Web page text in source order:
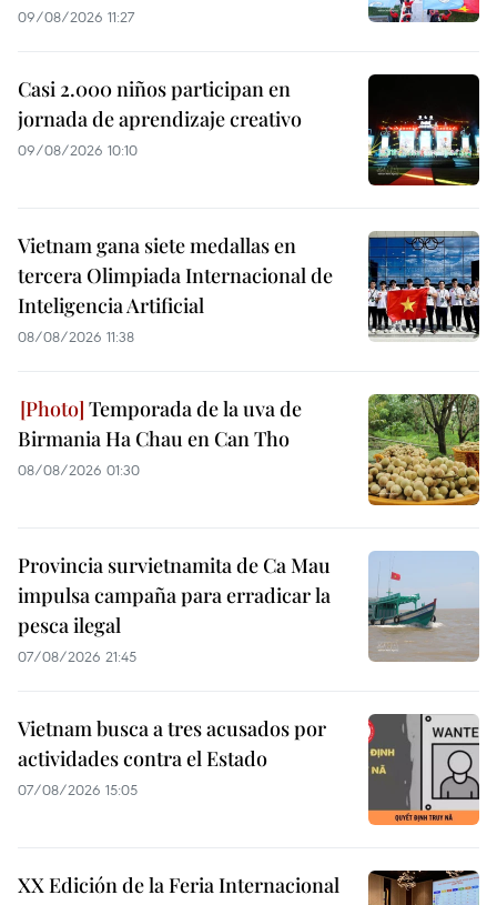
09/08/2026 11:27
Casi 2.000 niños participan en
jornada de aprendizaje creativo
09/08/2026 10:10
Vietnam gana siete medallas en
tercera Olimpiada Internacional de
Inteligencia Artificial
08/08/2026 11:38
Temporada de la uva de
Birmania Ha Chau en Can Tho
08/08/2026 01:30
Provincia survietnamita de Ca Mau
impulsa campaña para erradicar la
pesca ilegal
07/08/2026 21:45
Vietnam busca a tres acusados por
actividades contra el Estado
07/08/2026 15:05
XX Edición de la Feria Internacional